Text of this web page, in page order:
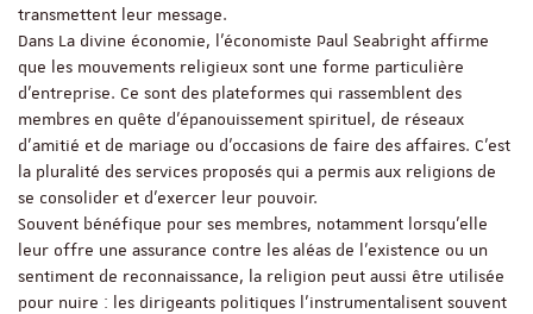
transmettent leur message.
Dans La divine économie, l’économiste Paul Seabright affirme
que les mouvements religieux sont une forme particulière
d’entreprise. Ce sont des plateformes qui rassemblent des
membres en quête d’épanouissement spirituel, de réseaux
d’amitié et de mariage ou d’occasions de faire des affaires. C’est
la pluralité des services proposés qui a permis aux religions de
se consolider et d’exercer leur pouvoir.
Souvent bénéfique pour ses membres, notamment lorsqu’elle
leur offre une assurance contre les aléas de l’existence ou un
sentiment de reconnaissance, la religion peut aussi être utilisée
pour nuire : les dirigeants politiques l’instrumentalisent souvent